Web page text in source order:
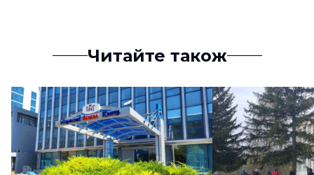
Читайте також